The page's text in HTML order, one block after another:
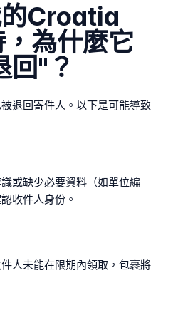
Croatia
為什麼它
回"？
退回寄件人。以下是可能導致
或缺少必要資料（如單位編
收件人身份。
人未能在限期內領取，包裹將